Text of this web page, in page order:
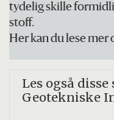
tydelig skille
stoff.
Her kan du lese mer
Les også
Geotekniske